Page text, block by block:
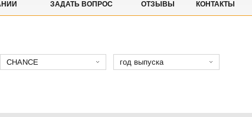
ЗАДАТЬ ВОПРОС ОТЗЫВЫ КОНТАКТЫ
CHANCE год выпуска